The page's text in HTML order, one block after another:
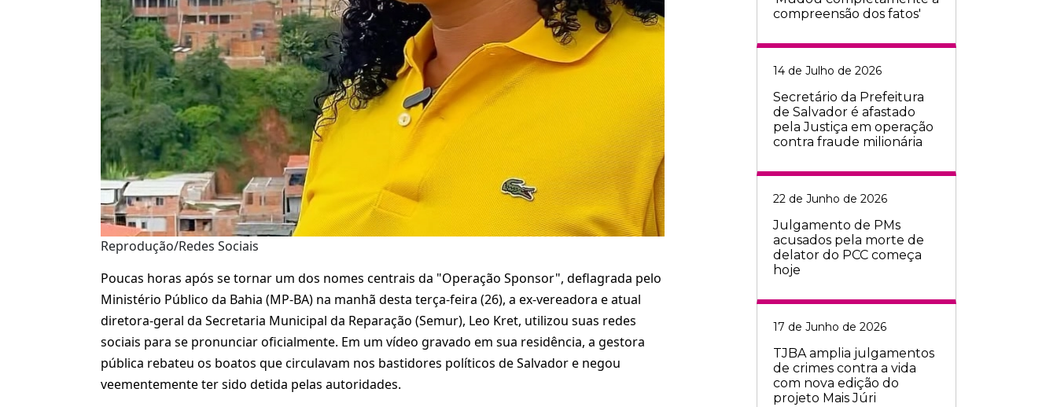
Reprodução/Redes Sociais
Poucas horas após se tornar um dos nomes centrais da "Operação Sponsor", deflagrada pelo
Ministério Público da Bahia (MP-BA) na manhã desta terça-feira (26), a ex-vereadora e atual
diretora-geral da Secretaria Municipal da Reparação (Semur), Leo Kret, utilizou suas redes
sociais para se pronunciar oficialmente. Em um vídeo gravado em sua residência, a gestora
pública rebateu os boatos que circulavam nos bastidores políticos de Salvador e negou
veementemente ter sido detida pelas autoridades.
compreensão dos fatos'
14 de Julho de 2026
Secretário da Prefeitura
de Salvador é afastado
pela Justiça em operação
contra fraude milionária
22 de Junho de 2026
Julgamento de PMs
acusados pela morte de
delator do PCC começa
hoje
17 de Junho de 2026
TJBA amplia julgamentos
de crimes contra a vida
com nova edição do
projeto Mais Júri